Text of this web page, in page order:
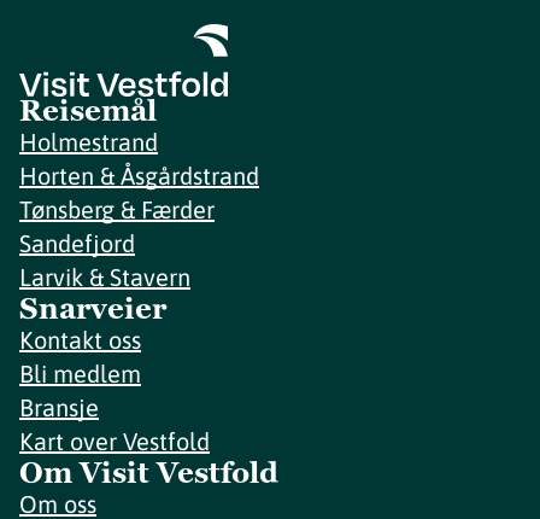
Reisemål
Holmestrand
Horten & Åsgårdstrand
Tønsberg & Færder
Sandefjord
Larvik & Stavern
Snarveier
Kontakt oss
Bli medlem
Bransje
Kart over Vestfold
Om Visit Vestfold
Om oss